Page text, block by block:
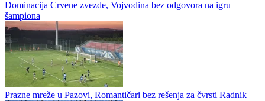
Dominacija Crvene zvezde, Vojvodina bez odgovora na igru
šampiona
Prazne mreže u Pazovi, Romantičari bez rešenja za čvrsti Radnik